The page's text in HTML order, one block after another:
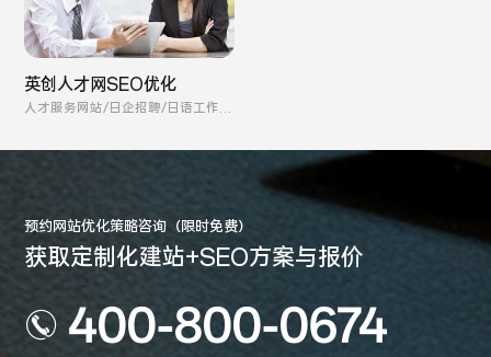
英创人才网SEO优化
人才服务网站/日企招聘/日语工作求
预约网站优化策略咨询（限时免费）
获取定制化建站+SEO方案与报价
400-800-0674